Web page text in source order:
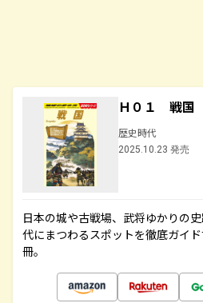
Ｈ０１ 戦国
歴史時代
2025.10.23 発売
日本の城や古戦場、武将ゆかりの
代にまつわるスポットを徹底ガイ
冊。